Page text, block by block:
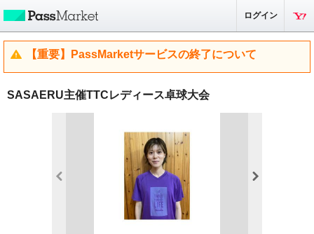
ログイン
【重要】PassMarketサービスの終了について
SASAERU主催TTCレディース卓球大会